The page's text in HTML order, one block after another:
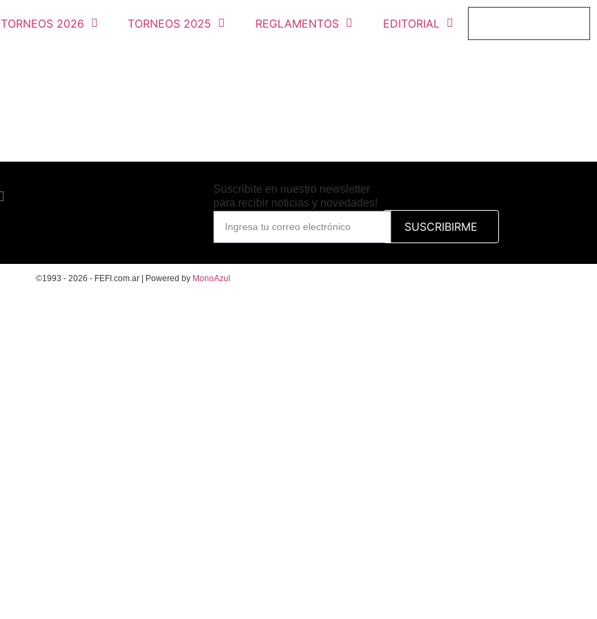
TORNEOS 2026 TORNEOS 2025 REGLAMENTOS EDITORIAL
Suscribite en nuestro newsletter
para recibir noticias y novedades!
SUSCRIBIRME
©1993 - 2026 - FEFI.com.ar | Powered by MonoAzul